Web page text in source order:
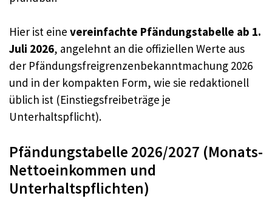
Hier ist eine vereinfachte Pfändungstabelle ab 1.
Juli 2026, angelehnt an die offiziellen Werte aus
der Pfändungsfreigrenzenbekanntmachung 2026
und in der kompakten Form, wie sie redaktionell
üblich ist (Einstiegsfreibeträge je
Unterhaltspflicht).
Pfändungstabelle 2026/2027 (Monats-
Nettoeinkommen und
Unterhaltspflichten)